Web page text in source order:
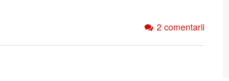
2 comentarii